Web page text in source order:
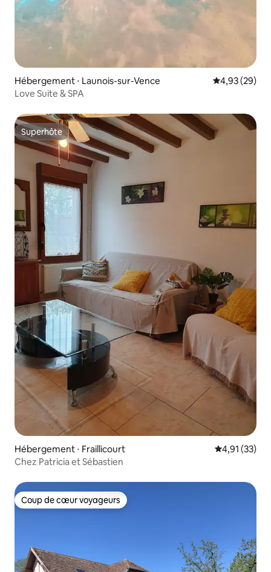
Hébergement ⋅ Launois-sur-Vence Évaluation
4,93 (29)
Love Suite & SPA
Superhôte
Superhôte
Hébergement ⋅ Fraillicourt Évaluation
4,91 (33)
Chez Patricia et Sébastien
Coup de cœur voyageurs
Coup de cœur voyageurs